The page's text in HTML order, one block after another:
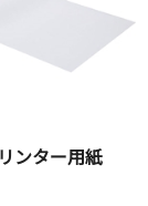
ンター用紙